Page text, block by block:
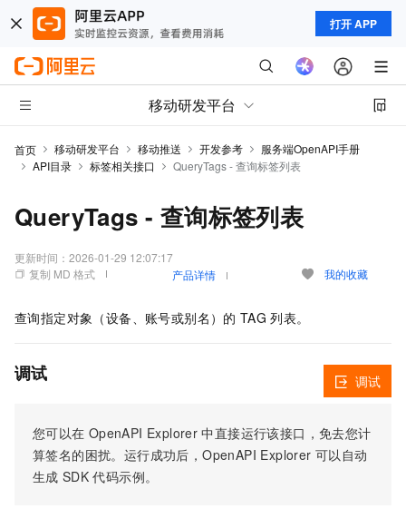
打开 APP
移动研发平台
首页 移动研发平台 移动推送 开发参考
服务端OpenAPI手册
API目录
标签相关接口 QueryTags - 查询标签列表
QueryTags - 查询标签列表
更新时间： 2026-01-29 12:07:17
复制 MD 格式
产品详情 我的收藏
查询指定对象（设备、账号或别名）的 TAG 列表。
调试
您可以在 OpenAPI Explorer 中直接运行该接口，免去您计
算签名的困扰。运行成功后，OpenAPI Explorer 可以自动
生成 SDK 代码示例。
调试